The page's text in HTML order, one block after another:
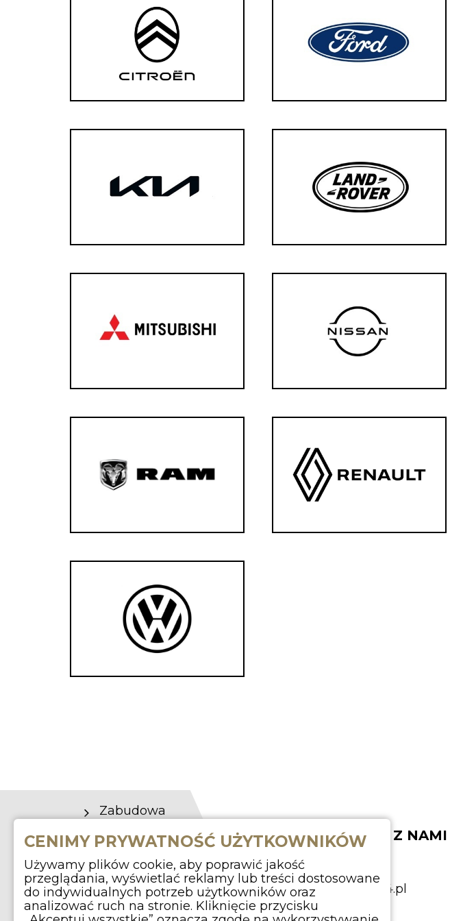
Zabudowa
Wygłuszanie aut
Usługi off road
overlanding
O nas
SKONTAKTUJ SIĘ Z NAMI
+48
kontakt@rafi4x4.pl
CENIMY PRYWATNOŚĆ UŻYTKOWNIKÓW
Używamy plików cookie, aby poprawić jakość
przeglądania, wyświetlać reklamy lub treści dostosowane
do indywidualnych potrzeb użytkowników oraz
analizować ruch na stronie. Kliknięcie przycisku